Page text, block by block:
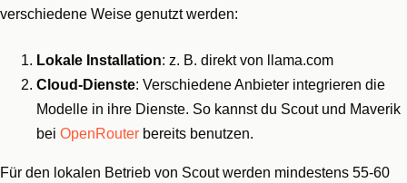
verschiedene Weise genutzt werden:
Lokale Installation: z. B. direkt von llama.com
Cloud-Dienste: Verschiedene Anbieter integrieren die
Modelle in ihre Dienste. So kannst du Scout und Maverik
bei OpenRouter bereits benutzen.
Für den lokalen Betrieb von Scout werden mindestens 55-60